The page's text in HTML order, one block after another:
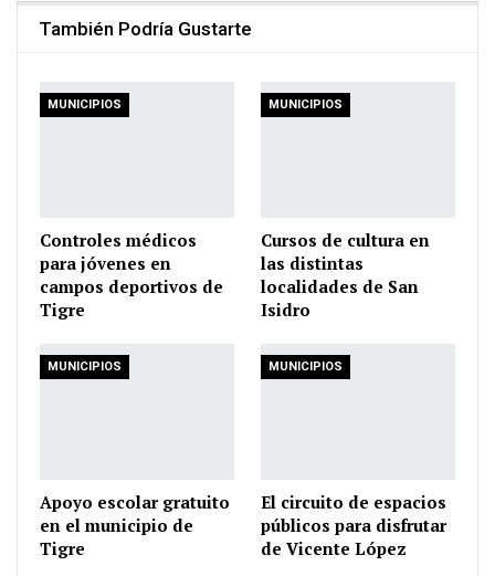
También Podría Gustarte
MUNICIPIOS
Controles médicos
para jóvenes en
campos deportivos de
Tigre
MUNICIPIOS
Cursos de cultura en
las distintas
localidades de San
Isidro
MUNICIPIOS
Apoyo escolar gratuito
en el municipio de
Tigre
MUNICIPIOS
El circuito de espacios
públicos para disfrutar
de Vicente López